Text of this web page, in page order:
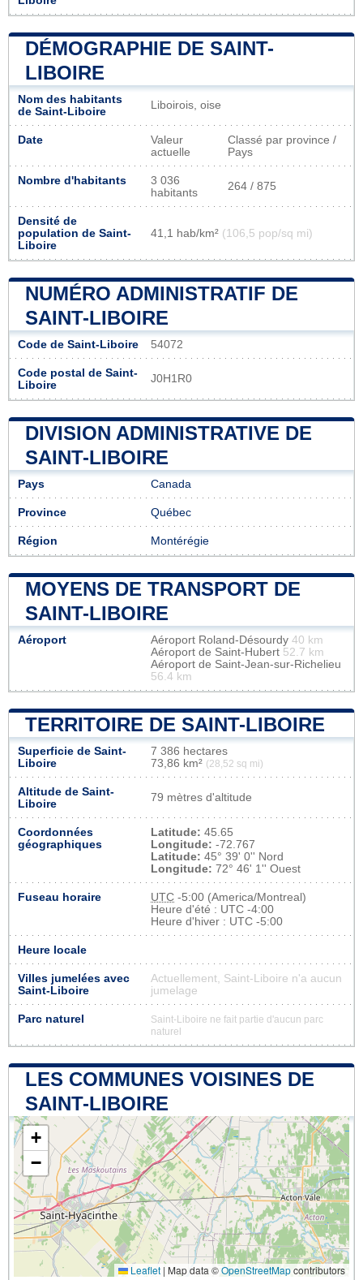
DÉMOGRAPHIE DE SAINT-
LIBOIRE
Nom des habitants
de Saint-Liboire
Liboirois, oise
Date
Valeur
actuelle
Classé par province /
Pays
Nombre d'habitants
3 036
habitants
264 / 875
Densité de
population de Saint-
Liboire
41,1 hab/km² (106,5 pop/sq mi)
NUMÉRO ADMINISTRATIF DE
SAINT-LIBOIRE
Code de Saint-Liboire 54072
Code postal de Saint-
Liboire
J0H1R0
DIVISION ADMINISTRATIVE DE
SAINT-LIBOIRE
Pays Canada
Province Québec
Région Montérégie
MOYENS DE TRANSPORT DE
SAINT-LIBOIRE
Aéroport Aéroport Roland-Désourdy 40 km
Aéroport de Saint-Hubert 52.7 km
Aéroport de Saint-Jean-sur-Richelieu
56.4 km
TERRITOIRE DE SAINT-LIBOIRE
Superficie de Saint-
Liboire
7 386 hectares
73,86 km² (28,52 sq mi)
Altitude de Saint-
Liboire
79 mètres d'altitude
Coordonnées
géographiques
Latitude: 45.65
Longitude: -72.767
Latitude: 45° 39' 0'' Nord
Longitude: 72° 46' 1'' Ouest
Fuseau horaire UTC -5:00 (America/Montreal)
Heure d'été : UTC -4:00
Heure d'hiver : UTC -5:00
Heure locale
Villes jumelées avec
Saint-Liboire
Actuellement, Saint-Liboire n'a aucun
jumelage
Parc naturel
Saint-Liboire ne fait partie d'aucun parc
naturel
LES COMMUNES VOISINES DE
SAINT-LIBOIRE
+
−
Leaflet | Map data ©OpenStreetMapcontributors